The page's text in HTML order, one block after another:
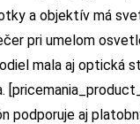
a objektív má
pri umelom
mala aj optická
podporuje aj